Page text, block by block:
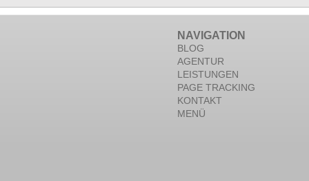
NAVIGATION
BLOG
AGENTUR
LEISTUNGEN
PAGE TRACKING
KONTAKT
MENÜ